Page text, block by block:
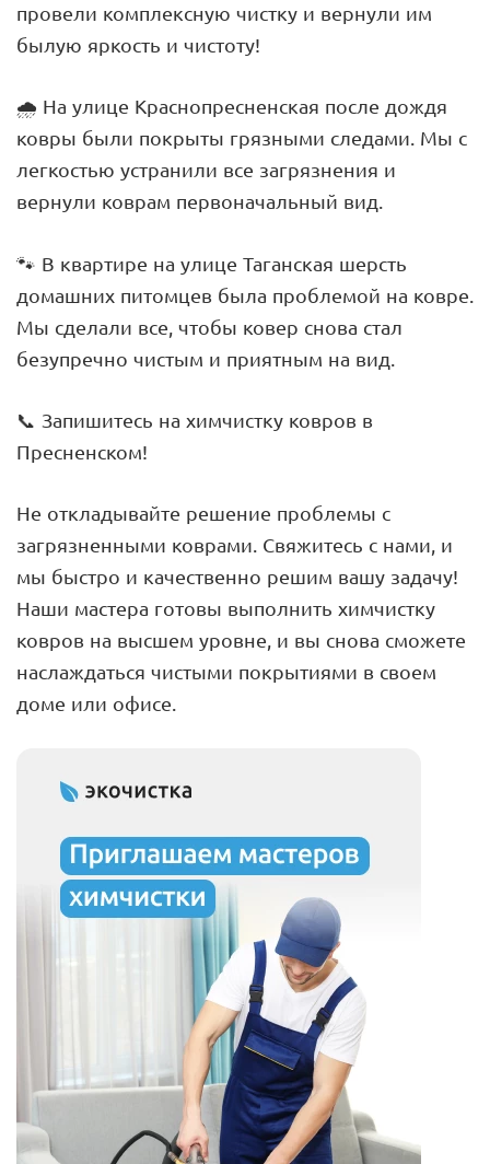
провели комплексную чистку и вернули им
былую яркость и чистоту!
🌧️ На улице Краснопресненская после дождя
ковры были покрыты грязными следами. Мы с
легкостью устранили все загрязнения и
вернули коврам первоначальный вид.
🐾 В квартире на улице Таганская шерсть
домашних питомцев была проблемой на ковре.
Мы сделали все, чтобы ковер снова стал
безупречно чистым и приятным на вид.
📞 Запишитесь на химчистку ковров в
Пресненском!
Не откладывайте решение проблемы с
загрязненными коврами. Свяжитесь с нами, и
мы быстро и качественно решим вашу задачу!
Наши мастера готовы выполнить химчистку
ковров на высшем уровне, и вы снова сможете
наслаждаться чистыми покрытиями в своем
доме или офисе.